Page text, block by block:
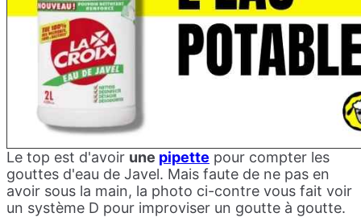
Le top est d'avoir une pipette pour compter les
gouttes d'eau de Javel. Mais faute de ne pas en
avoir sous la main, la photo ci-contre vous fait voir
un système D pour improviser un goutte à goutte.